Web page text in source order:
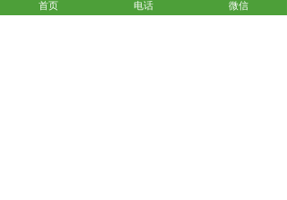
【广州荣创废旧物资回收有
首页 电话 微信